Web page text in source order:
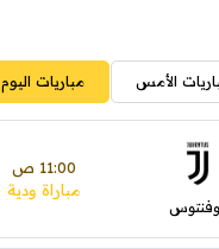
الأمس مباريات اليوم
11:00 ص
مباراة ودية